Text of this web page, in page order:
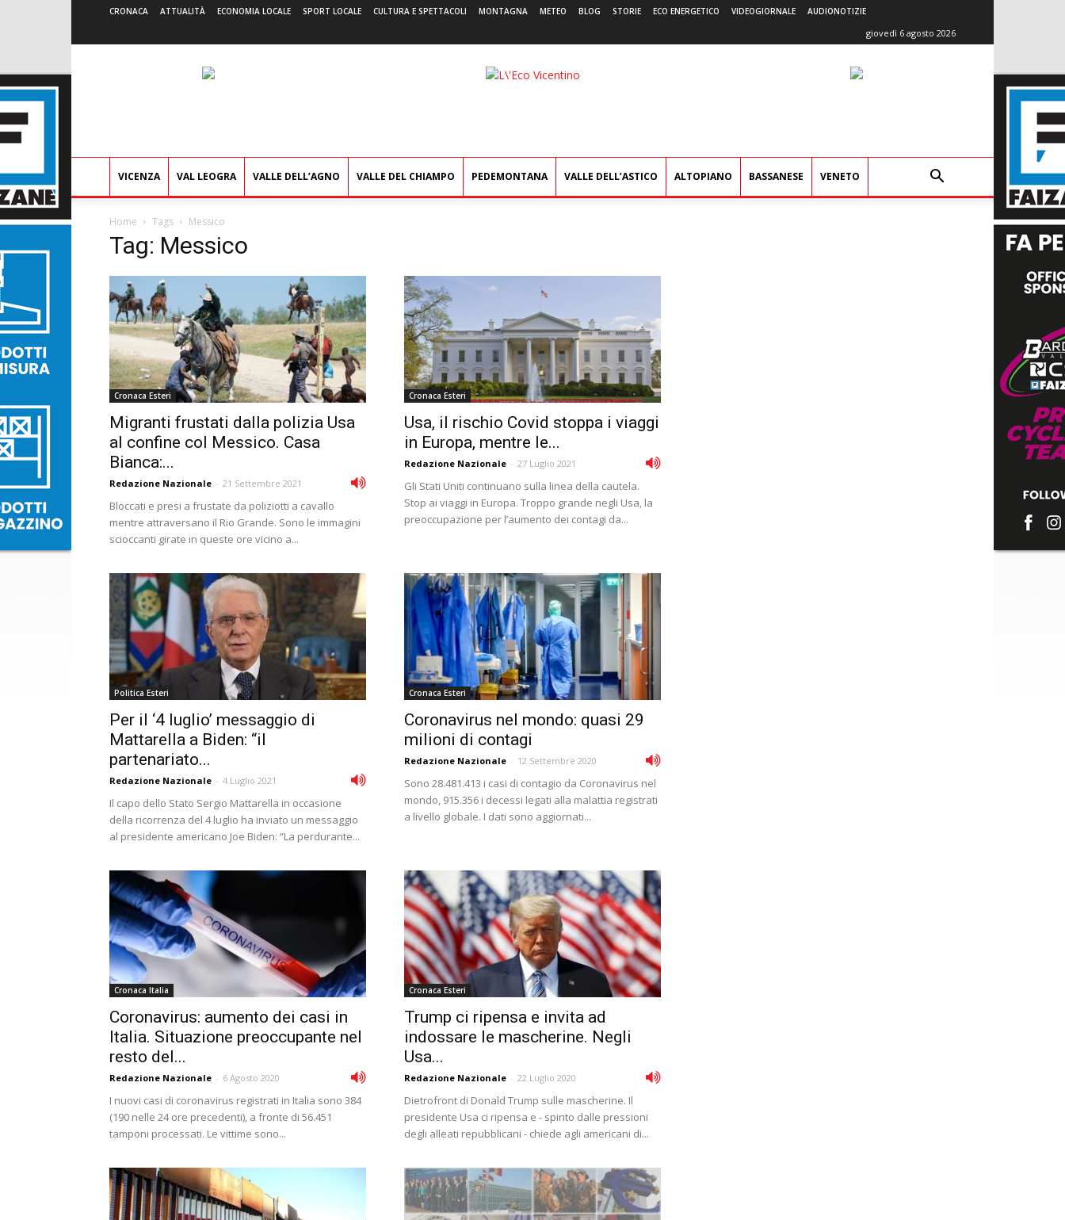
CRONACA ATTUALITÀ ECONOMIA LOCALE SPORT LOCALE CULTURA E SPETTACOLI MONTAGNA METEO BLOG STORIE ECO ENERGETICO VIDEOGIORNALE AUDIONOTIZIE
giovedì 6 agosto 2026
L'Eco
VICENZA VAL LEOGRA VALLE DELL’AGNO VALLE DEL CHIAMPO PEDEMONTANA VALLE DELL’ASTICO ALTOPIANO BASSANESE VENETO
Home Tags Messico
Tag: Messico
Cronaca Esteri
Migranti frustati dalla polizia Usa
al confine col Messico. Casa
Bianca:...
Redazione Nazionale - 21 Settembre 2021
Bloccati e presi a frustate da poliziotti a cavallo
mentre attraversano il Rio Grande. Sono le immagini
scioccanti girate in queste ore vicino a...
Cronaca Esteri
Usa, il rischio Covid stoppa i viaggi
in Europa, mentre le...
Redazione Nazionale - 27 Luglio 2021
Gli Stati Uniti continuano sulla linea della cautela.
Stop ai viaggi in Europa. Troppo grande negli Usa, la
preoccupazione per l’aumento dei contagi da...
Politica Esteri
Per il ‘4 luglio’ messaggio di
Mattarella a Biden: “il
partenariato...
Redazione Nazionale - 4 Luglio 2021
Il capo dello Stato Sergio Mattarella in occasione
della ricorrenza del 4 luglio ha inviato un messaggio
al presidente americano Joe Biden: “La perdurante...
Cronaca Esteri
Coronavirus nel mondo: quasi 29
milioni di contagi
Redazione Nazionale - 12 Settembre 2020
Sono 28.481.413 i casi di contagio da Coronavirus nel
mondo, 915.356 i decessi legati alla malattia registrati
a livello globale. I dati sono aggiornati...
Cronaca Italia
Coronavirus: aumento dei casi in
Italia. Situazione preoccupante nel
resto del...
Redazione Nazionale - 6 Agosto 2020
I nuovi casi di coronavirus registrati in Italia sono 384
(190 nelle 24 ore precedenti), a fronte di 56.451
tamponi processati. Le vittime sono...
Cronaca Esteri
Trump ci ripensa e invita ad
indossare le mascherine. Negli
Usa...
Redazione Nazionale - 22 Luglio 2020
Dietrofront di Donald Trump sulle mascherine. Il
presidente Usa ci ripensa e - spinto dalle pressioni
degli alleati repubblicani - chiede agli americani di...